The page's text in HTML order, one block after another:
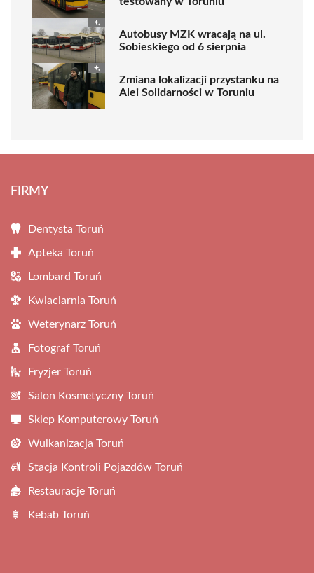
Autobusy MZK wracają na ul.
Sobieskiego od 6 sierpnia
Zmiana lokalizacji przystanku na
Alei Solidarności w Toruniu
FIRMY
Dentysta Toruń
Apteka Toruń
Lombard Toruń
Kwiaciarnia Toruń
Weterynarz Toruń
Fotograf Toruń
Fryzjer Toruń
Salon Kosmetyczny Toruń
Sklep Komputerowy Toruń
Wulkanizacja Toruń
Stacja Kontroli Pojazdów Toruń
Restauracje Toruń
Kebab Toruń